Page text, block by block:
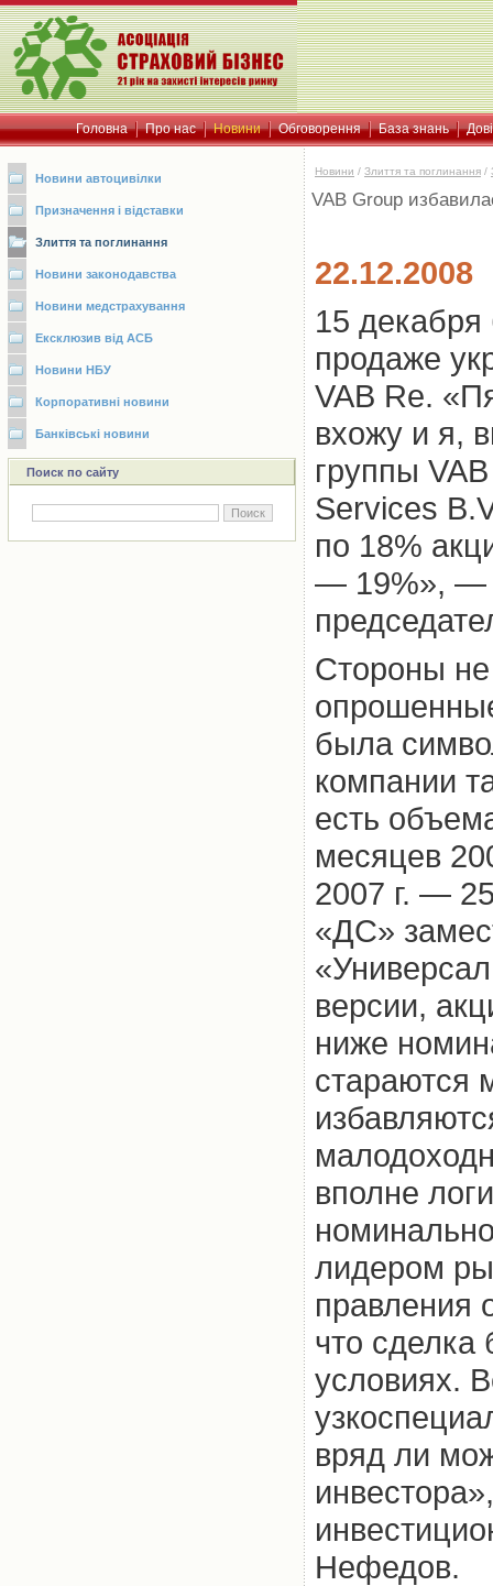
Головна Про нас Новини Обговорення База знань
Новини автоцивілки
Призначення і відставки
Злиття та поглинання
Новини законодавства
Новини медстрахування
Ексклюзив від АСБ
Новини НБУ
Корпоративні новини
Банківські новини
Поиск по сайту
Новини / Злиття та поглинання /
VAB Group
22.12.2008
15
продаже
VAB Re.
вхожу и я,
группы
Services
по 18%
— 19%», —
Стороны
была
компании
есть
месяцев
2007 г. —
«ДС»
версии,
ниже
стараются
вполне
лидером
правления
что
условиях.
вряд ли
Нефедов.